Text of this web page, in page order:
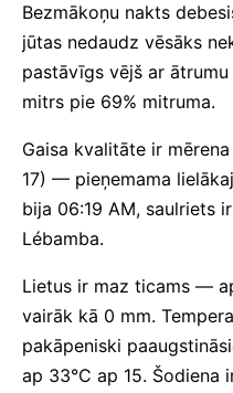
Bezmākoņu nakts
jūtas nedaudz vēsāks
pastāvīgs vējš ar
mitrs pie 69% mitruma.
Gaisa kvalitāte ir
17) — pieņemama
bija 06:19 AM, saulriets
Lébamba.
Lietus ir maz ticams —
vairāk kā 0 mm.
pakāpeniski
ap 33°C ap 15.